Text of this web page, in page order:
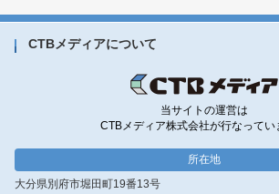
CTBメディアについて
当サイトの運営は
CTBメディア株式会社が行なってい
所在地
大分県別府市堀田町19番13号